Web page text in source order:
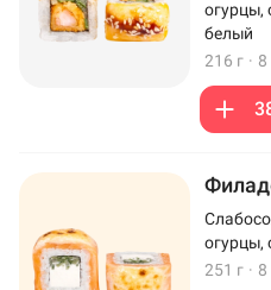
огурцы,
белый
216 г ·
огурцы,
251 г · 8